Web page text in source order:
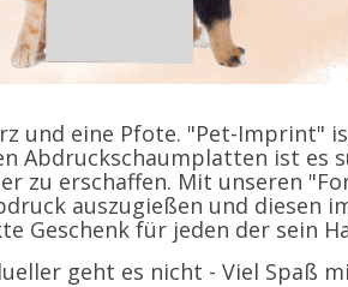
und eine Pfote. "Pet-Imprint"
Abdruckschaumplatten ist es
zu erschaffen. Mit unseren
auszugießen und diesen
Geschenk für jeden der sein
geht es nicht - Viel Spaß